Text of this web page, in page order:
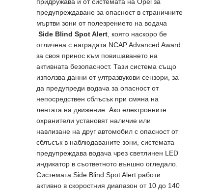
предупреждаване за опасност в страничните
мъртви зони от полезрението на водача
Side Blind Spot Alert , която наскоро бе
отличена с наградата NCAP Advanced Award
за своя принос към повишаването на
активната безопасност. Тази система също
използва данни от ултразвукови сензори, за
да предупреди водача за опасност от
непосредствен сблъсък при смяна на
лентата на движение. Ако електронните
охранители установят наличие или
навлизане на друг автомобил с опасност от
сблъсък в наблюдаваните зони, системата
предупреждава водача чрез светлинен LED
индикатор в съответното външно огледало.
Системата Side Blind Spot Alert работи
активно в скоростния диапазон от 10 до 140